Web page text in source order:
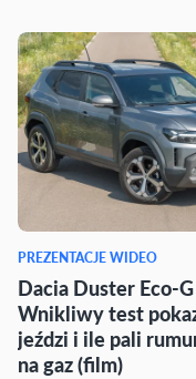
PREZENTACJE WIDEO
Dacia Duster Eco-
Wnikliwy test
jeździ i ile pali
na gaz (film)